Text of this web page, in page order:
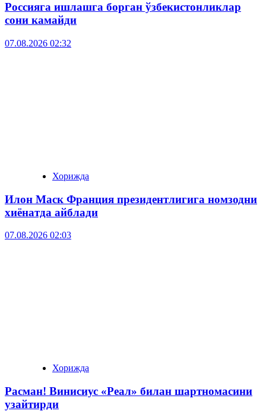
Россияга ишлашга борган ўзбекистонликлар
сони камайди
07.08.2026 02:32
Хорижда
Илон Маск Франция президентлигига номзодни
хиёнатда айблади
07.08.2026 02:03
Хорижда
Расман! Винисиус «Реал» билан шартномасини
узайтирди